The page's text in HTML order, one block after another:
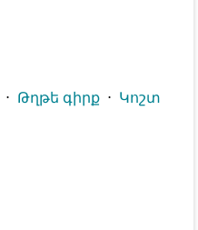
⋅ Թղթե գիրք ⋅ Կոշտ